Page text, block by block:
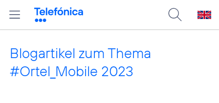
Blogartikel zum Thema
#Ortel_Mobile 2023